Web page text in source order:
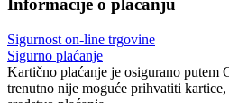
Informacije o plaćanju
Sigurnost on-line trgovine
Sigurno plaćanje
Kartično plaćanje je osigurano putem
trenutno nije moguće prihvatiti